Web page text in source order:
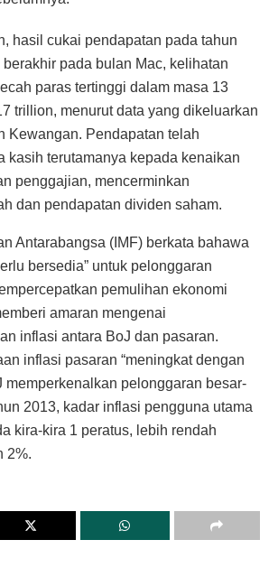
hasil cukai pendapatan pada tahun
pada bulan Mac, kelihatan
paras tertinggi dalam masa 13
trillion, menurut data yang dikeluarkan
Kewangan. Pendapatan telah
kasih terutamanya kepada kenaikan
penggajian, mencerminkan
dan pendapatan dividen saham.
Antarabangsa (IMF) berkata bahawa
bersedia” untuk pelonggaran
pemulihan ekonomi
amaran mengenai
inflasi antara BoJ dan pasaran.
inflasi pasaran “meningkat dengan
memperkenalkan pelonggaran besar-
2013, kadar inflasi pengguna utama
kira-kira 1 peratus, lebih rendah
2%.